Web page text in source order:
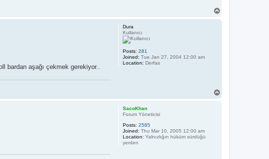
Dura
Kullanıcı
Posts: 281
Joined: Tue Jan 27, 2004 12:00 am
Location: Derfas
bardan aşağı çekmek gerekiyor..
SacoKhan
Forum Yöneticisi
Posts: 2585
Joined: Thu Mar 10, 2005 12:00 am
Location: Yalnızlığın hüküm sürdüğü
yerden